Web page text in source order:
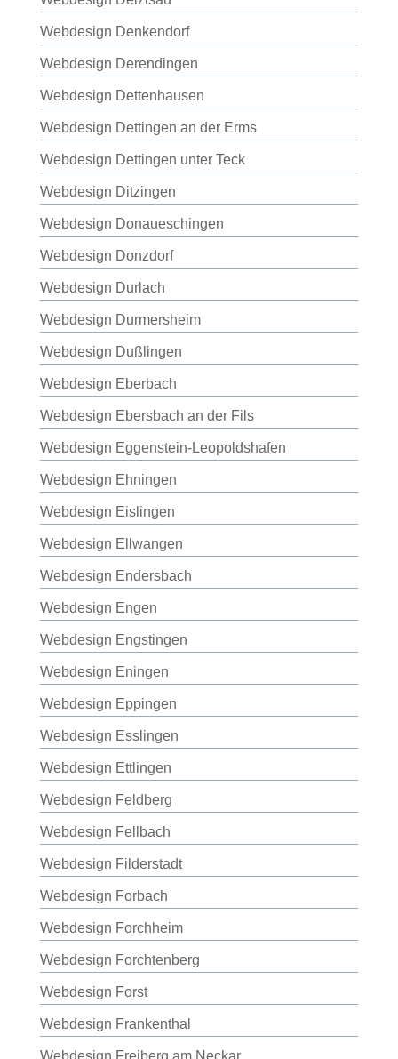
Webdesign Denkendorf
Webdesign Derendingen
Webdesign Dettenhausen
Webdesign Dettingen an der Erms
Webdesign Dettingen unter Teck
Webdesign Ditzingen
Webdesign Donaueschingen
Webdesign Donzdorf
Webdesign Durlach
Webdesign Durmersheim
Webdesign Dußlingen
Webdesign Eberbach
Webdesign Ebersbach an der Fils
Webdesign Eggenstein-Leopoldshafen
Webdesign Ehningen
Webdesign Eislingen
Webdesign Ellwangen
Webdesign Endersbach
Webdesign Engen
Webdesign Engstingen
Webdesign Eningen
Webdesign Eppingen
Webdesign Esslingen
Webdesign Ettlingen
Webdesign Feldberg
Webdesign Fellbach
Webdesign Filderstadt
Webdesign Forbach
Webdesign Forchheim
Webdesign Forchtenberg
Webdesign Forst
Webdesign Frankenthal
Webdesign Freiberg am Neckar